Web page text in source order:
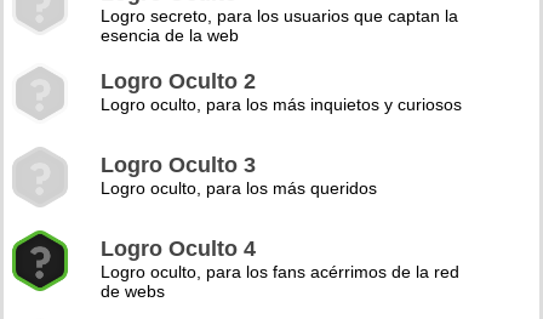
Logro secreto, para los usuarios que captan la
esencia de la web
Logro Oculto 2
Logro oculto, para los más inquietos y curiosos
Logro Oculto 3
Logro oculto, para los más queridos
Logro Oculto 4
Logro oculto, para los fans acérrimos de la red
de webs